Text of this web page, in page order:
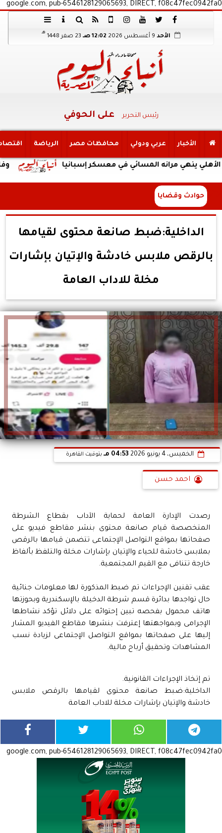
google.com, pub-6546128129065693, DIRECT, f08c47fec0942fa0
الأحد 12:02 صـ 23 صفر 1448
هـ
رئيس التحرير على الحوفي
الأخبار عربي ودولي محافظات مصر الرياضة
وفاة والد ينهي مرانه المسائي في معسكر إسبانيا
حوادث وقضايا
الداخلية:ضبط صانعة محتوى لقيامها
بالرقص ملابس خادشة والإتيان بإشارات
مخلة للاداب العامة
الخميس، 4 يونيو 2026 04:53 مـ بتوقيت القاهرة
احمد حسن
رصدت الإدارة العامة لحماية الآداب بقطاع الشرطة
المتخصصة قيام صانعة محتوى بنشر مقاطع فيديو على
صفحاتها بمواقع التواصل الإجتماعى تتضمن قيامها بالرقص
بملابس خادشة للحياء والإتيان بإشارات مخلة والتلفظ بألفاظ
خارجة تتنافى مع القيم المجتمعية.
عقب تقنين الإجراءات تم ضبط المذكورة لها معلومات جنائية
حال تواجدها بدائرة قسم شرطة الدخيلة بالإسكندرية وبحوزتها
هاتف محمول بفحصه تبين إحتوائه على دلائل تؤكد نشاطها
الإجرامى وبمواجهتها إعترفت بنشرها مقاطع الفيديو المشار
إليها على صفحاتها بمواقع التواصل الإجتماعى لزيادة نسب
المشاهدات وتحقيق أرباح مالية.
تم إتخاذ الإجراءات القانونية.
الداخلية:ضبط صانعة محتوى لقيامها بالرقص ملابس
خادشة والإتيان بإشارات مخلة للاداب العامة
google.com, pub-6546128129065693, DIRECT, f08c47fec0942fa0